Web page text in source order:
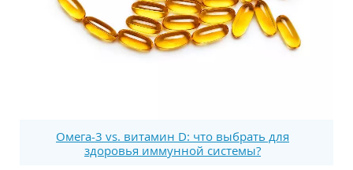
Омега-3 vs. витамин D: что выбрать для
здоровья иммунной системы?